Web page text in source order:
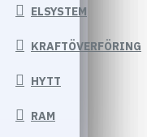
ELSYSTEM
KRAFTÖVERFÖRING
HYTT
RAM